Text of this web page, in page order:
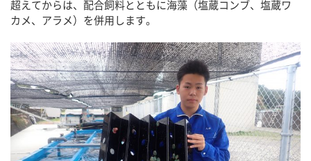
超えてからは、配合飼料とともに海藻（塩蔵コンブ、塩蔵ワ
カメ、アラメ）を併用します。